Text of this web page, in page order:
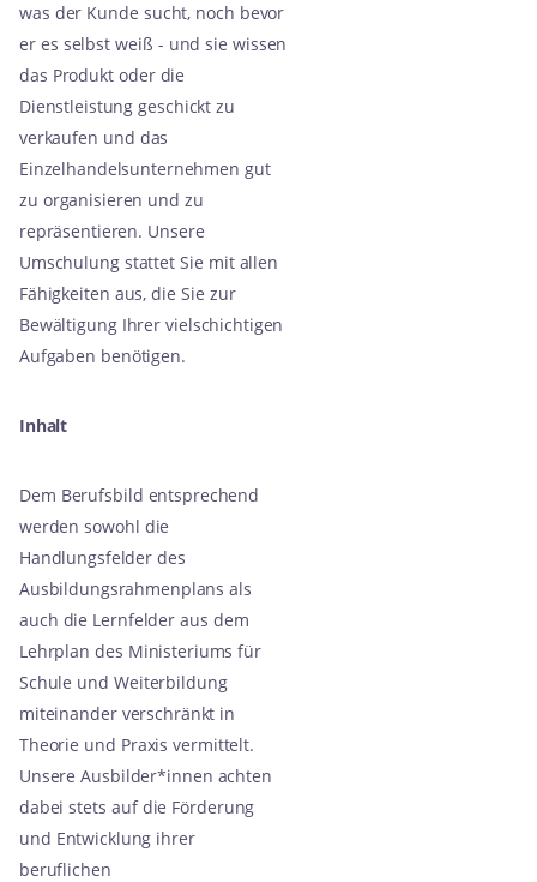
was der Kunde sucht, noch bevor
er es selbst weiß - und sie wissen
das Produkt oder die
Dienstleistung geschickt zu
verkaufen und das
Einzelhandelsunternehmen gut
zu organisieren und zu
repräsentieren. Unsere
Umschulung stattet Sie mit allen
Fähigkeiten aus, die Sie zur
Bewältigung Ihrer vielschichtigen
Aufgaben benötigen.
Inhalt
Dem Berufsbild entsprechend
werden sowohl die
Handlungsfelder des
Ausbildungsrahmenplans als
auch die Lernfelder aus dem
Lehrplan des Ministeriums für
Schule und Weiterbildung
miteinander verschränkt in
Theorie und Praxis vermittelt.
Unsere Ausbilder*innen achten
dabei stets auf die Förderung
und Entwicklung ihrer
beruflichen